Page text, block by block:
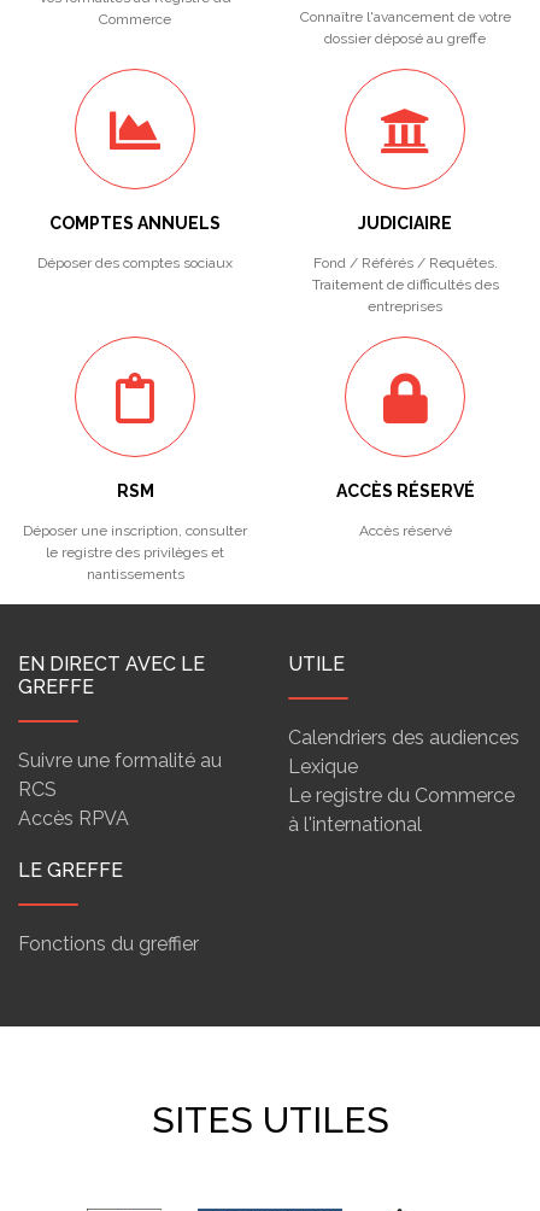
Commerce
Connaître l'avancement de votre
dossier déposé au greffe
COMPTES ANNUELS
Déposer des comptes sociaux
JUDICIAIRE
Fond / Référés / Requêtes.
Traitement de difficultés des
entreprises
RSM
Déposer une inscription, consulter
le registre des privilèges et
nantissements
ACCÈS RÉSERVÉ
Accès réservé
EN DIRECT AVEC LE
GREFFE
Suivre une formalité au
RCS
Accès RPVA
UTILE
Calendriers des audiences
Lexique
Le registre du Commerce
à l'international
LE GREFFE
Fonctions du greffier
SITES UTILES